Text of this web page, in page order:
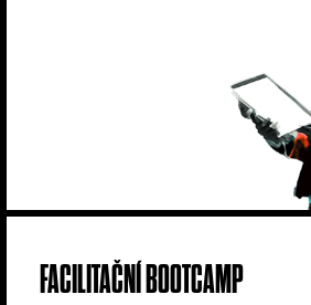
FACILITAČNÍ BOOTCAMP